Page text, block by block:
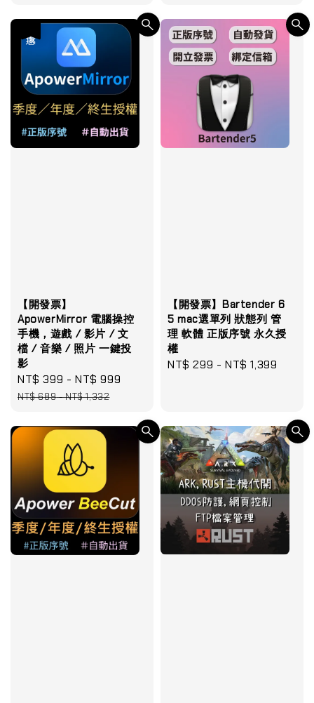
【開發票】
ApowerMirror 電腦操控
手機，遊戲 / 影片 / 文
檔 / 音樂 / 照片 一鍵投
影
Sale
price
NT$ 399 -NT$ 999
NT$ 689-NT$ 1,332
【開發票】Bartender 6
5 mac選單列 狀態列 管
理 軟體 正版序號 永久授
權
Regular
NT$ 299 -NT$ 1,399